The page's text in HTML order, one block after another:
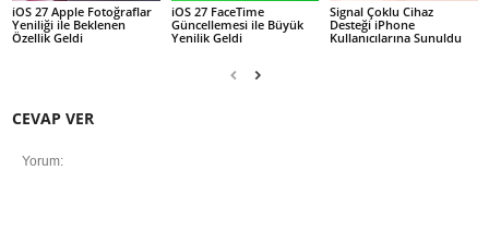
iOS 27 Apple Fotoğraflar
Yeniliği ile Beklenen
Özellik Geldi
iOS 27 FaceTime
Güncellemesi ile Büyük
Yenilik Geldi
Signal Çoklu Cihaz
Desteği iPhone
Kullanıcılarına Sunuldu
CEVAP VER